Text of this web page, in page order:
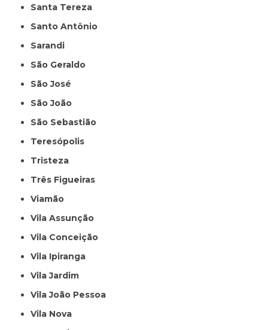
Santa Tereza
Santo Antônio
Sarandi
São Geraldo
São José
São João
São Sebastião
Teresópolis
Tristeza
Três Figueiras
Viamão
Vila Assunção
Vila Conceição
Vila Ipiranga
Vila Jardim
Vila João Pessoa
Vila Nova